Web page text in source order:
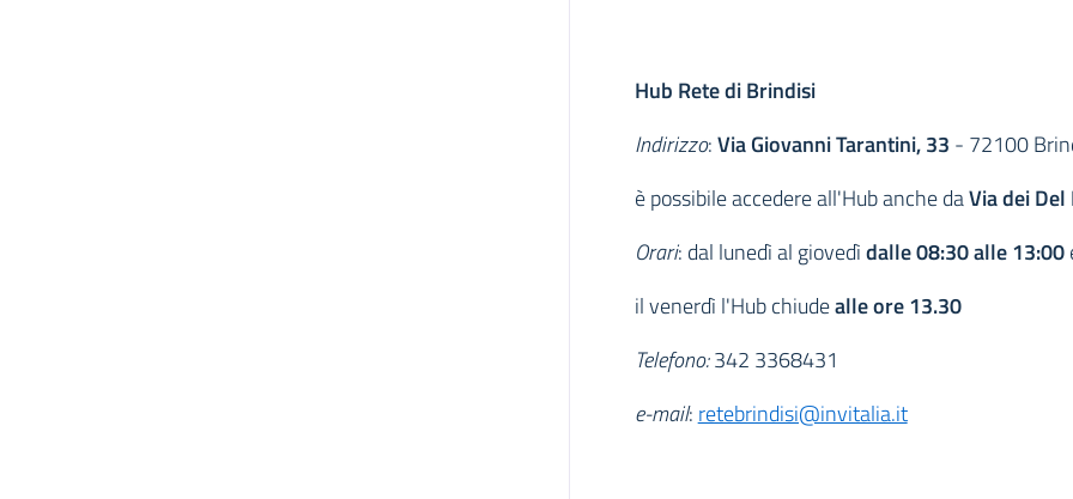
Hub Rete di Brindisi
Indirizzo:Via Giovanni Tarantini, 33 - 72100
è possibile accedere all'Hub anche daVia dei Del
Orari: dal lunedì al giovedìdalle 08:30 alle 13:00
il venerdì l'Hub chiudealle ore 13.30
Telefono:342 3368431
e-mail: retebrindisi@invitalia.it